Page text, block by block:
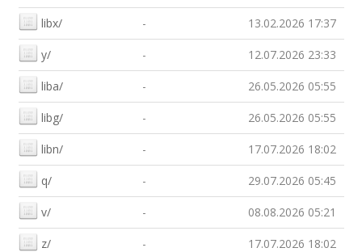
libx/ - 13.02.2026 17:37
y/ - 12.07.2026 23:33
liba/ - 26.05.2026 05:55
libg/ - 26.05.2026 05:55
libn/ - 17.07.2026 18:02
q/ - 29.07.2026 05:45
v/ - 08.08.2026 05:21
z/ - 17.07.2026 18:02